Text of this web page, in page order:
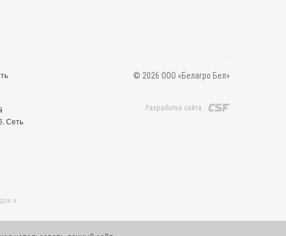
Сеть
и
© 2026 ООО «Белагро Бел»
Разработка сайта